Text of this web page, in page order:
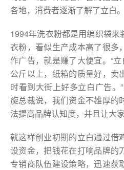
各地，消费者逐渐了解了立白。
1994年洗衣粉都是用编织袋
衣粉，看似生产成本高了很多
作广告，就是赚了大便宜。“
公斤以上，纸箱的质量好，卖
时看到大街上好多立白广告。
旋总裁说，我们资金不雄厚的
法提高品牌认知度，并且让大
就这样创业初期的立白通过借
设资金，把钱花在打响品牌的
专销商队伍建设策略，迅速获